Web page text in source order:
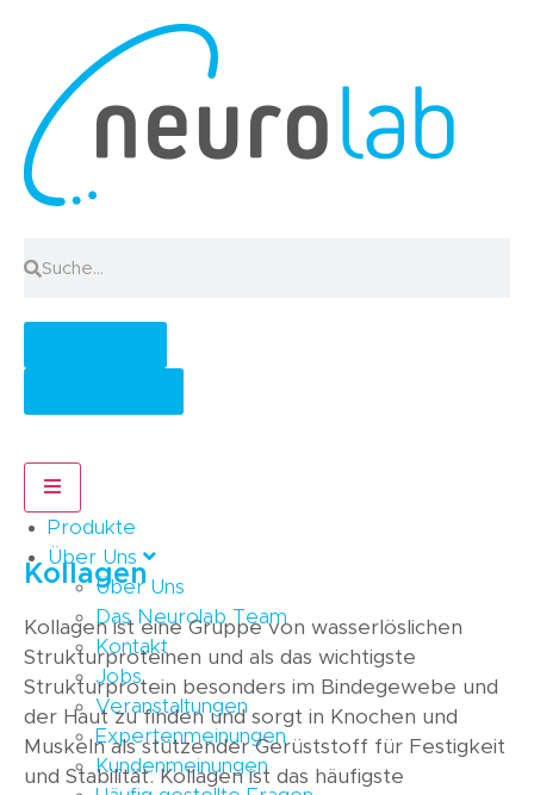
Produkte
Über Uns
Über Uns
Das Neurolab Team
Kontakt
Jobs
Veranstaltungen
Expertenmeinungen
Kundenmeinungen
Hamburger Toggle Menu
Kollagen
Kollagen ist eine Gruppe von wasserlöslichen
Strukturproteinen und als das wichtigste
Strukturprotein besonders im Bindegewebe und
der Haut zu finden und sorgt in Knochen und
Muskeln als stützender Gerüststoff für Festigkeit
und Stabilität. Kollagen ist das häufigste